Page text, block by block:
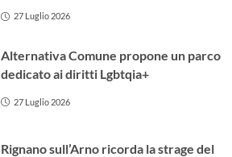
27 Luglio 2026
Alternativa Comune propone un parco
dedicato ai diritti Lgbtqia+
27 Luglio 2026
Rignano sull’Arno ricorda la strage del